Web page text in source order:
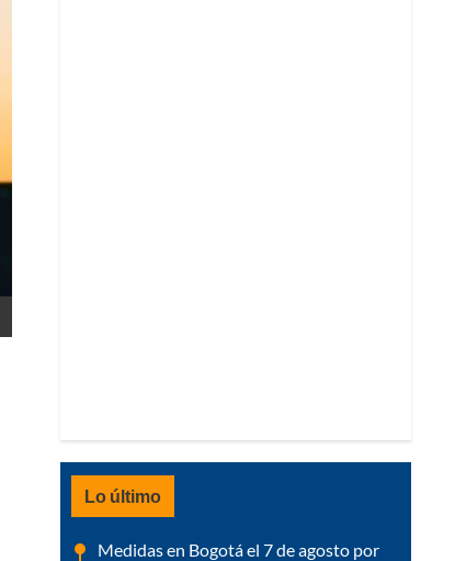
Lo último
Medidas en Bogotá el 7 de agosto por